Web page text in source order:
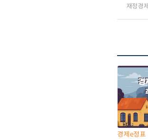
재정경
경제e정표